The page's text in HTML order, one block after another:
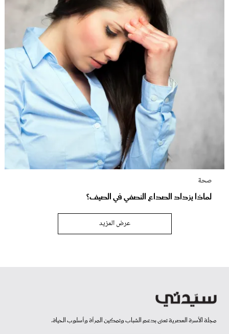
صحة
لماذا يزداد الصداع النصفي في الصيف؟
عرض المزيد
مجلة الأسرة العصرية تعنى بدعم الشباب وتمكين المرأة وأسلوب الحياة.